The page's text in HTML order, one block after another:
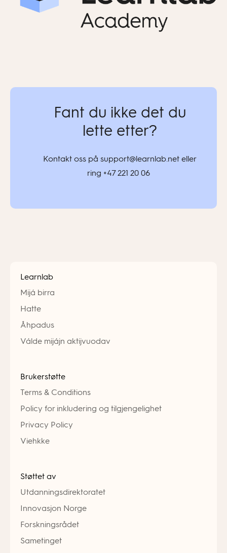
Fant du ikke det du
lette etter?
Kontakt oss på support@learnlab.net eller
ring +47 221 20 06
Learnlab
Mijá birra
Hatte
Åhpadus
Válde mijájn aktijvuodav
Brukerstøtte
Terms & Conditions
Policy for inkludering og tilgjengelighet
Privacy Policy
Viehkke
Støttet av
Utdanningsdirektoratet
Innovasjon Norge
Forskningsrådet
Sametinget